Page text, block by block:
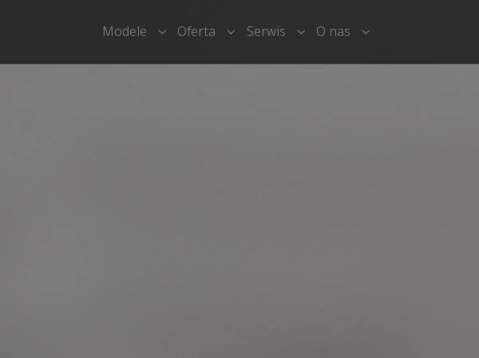
Modele Submenu for "Modele"
Oferta Submenu for "Oferta"
Serwis Submenu for "Serwis"
O nas Submenu for "O nas"